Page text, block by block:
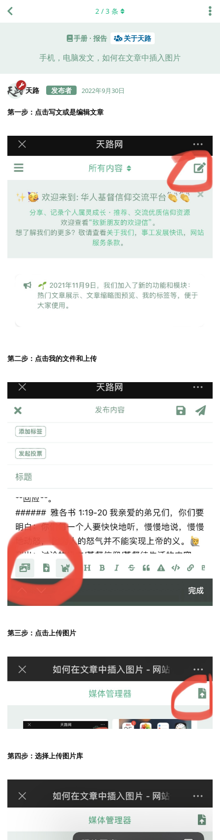
手册 · 报告 关于天路
手机，电脑发文，如何在文章中插入图片
2 / 3 条
天路 2022年9月30日
第一步：点击写文或是编辑文章
第二步：点击我的文件和上传
第三步：点击上传图片
第四步：选择上传图片库